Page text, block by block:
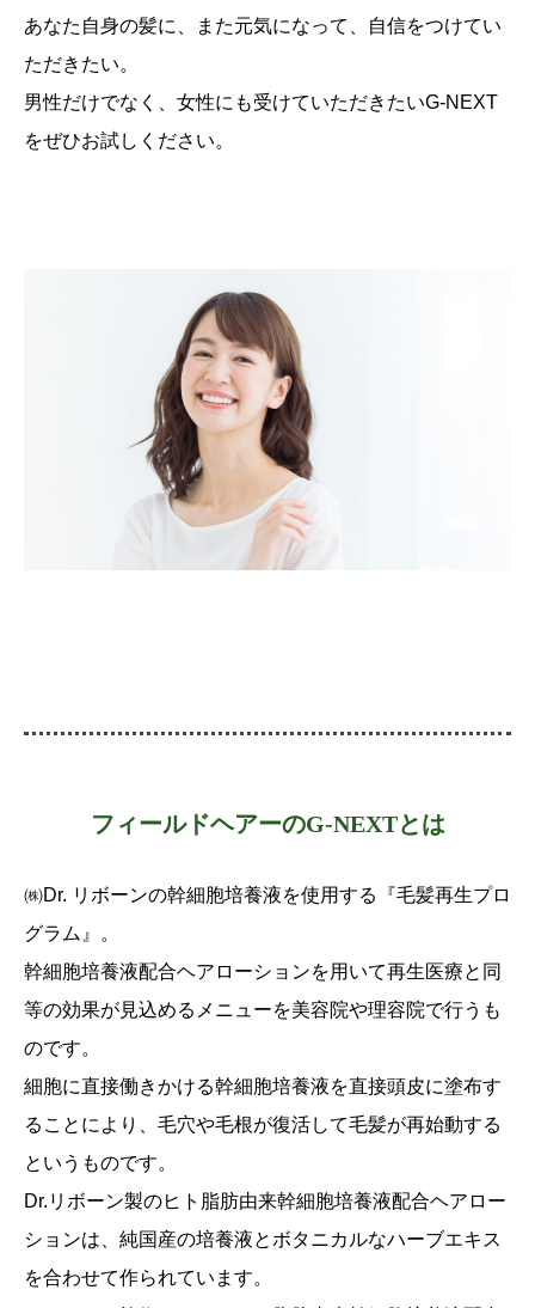
あなた自身の髪に、また元気になって、自信をつけてい
ただきたい。
男性だけでなく、女性にも受けていただきたいG-NEXT
をぜひお試しください。
フィールドヘアーのG-NEXTとは
㈱Dr. リボーンの幹細胞培養液を使用する『毛髪再生プロ
グラム』。
幹細胞培養液配合ヘアローションを用いて再生医療と同
等の効果が見込めるメニューを美容院や理容院で行うも
のです。
細胞に直接働きかける幹細胞培養液を直接頭皮に塗布す
ることにより、 毛穴や毛根が復活して毛髪が再始動する
というものです。
Dr.リボーン製のヒト脂肪由来幹細胞培養液配合ヘアロー
ションは、 純国産の培養液とボタニカルなハーブエキス
を合わせて作られています。